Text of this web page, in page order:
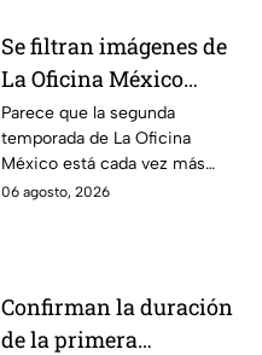
Se filtran imágenes de
La Oficina México
temporada 2 y un
detalle desata teorías
entre los fans
Parece que la segunda
temporada de La Oficina
México está cada vez más
cerca, pues el elenco ya se
06 agosto, 2026
Confirman la duración
de la primera